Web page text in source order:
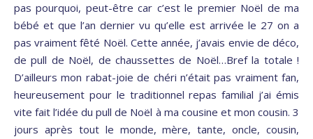
pas pourquoi, peut-être car c’est le premier Noël de ma
bébé et que l’an dernier vu qu’elle est arrivée le 27 on a
pas vraiment fêté Noël. Cette année, j’avais envie de déco,
de pull de Noël, de chaussettes de Noël…Bref la totale !
D’ailleurs mon rabat-joie de chéri n’était pas vraiment fan,
heureusement pour le traditionnel repas familial j’ai émis
vite fait l’idée du pull de Noël à ma cousine et mon cousin. 3
jours après tout le monde, mère, tante, oncle, cousin,